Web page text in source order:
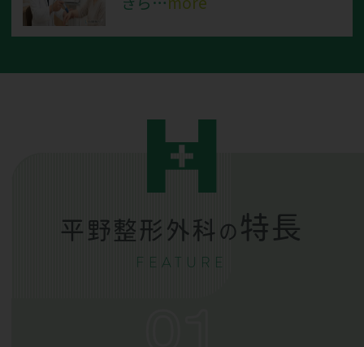
平野整形外科 の 特長
FEATURE